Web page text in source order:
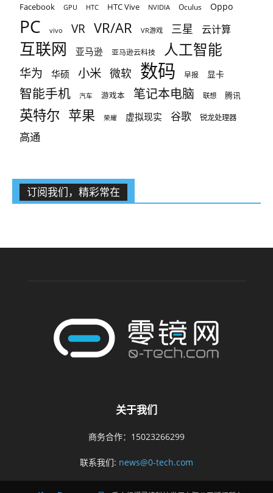
Facebook GPU HTC HTC Vive NVIDIA Oculus Oppo
PC vivo VR VR/AR VR游戏 三星 云计算
互联网 亚马逊 亚马逊云科技 人工智能
华为 华硕 小米 微软 数码 早报 显卡
智能手机 汽车 游戏本 笔记本电脑 联想 腾讯
英特尔 苹果 荣耀 虚拟现实 谷歌 锐龙处理器
高通
订阅我们，精彩常在
关于我们
商务合作：15023266299
联系我们: news@0-tech.com